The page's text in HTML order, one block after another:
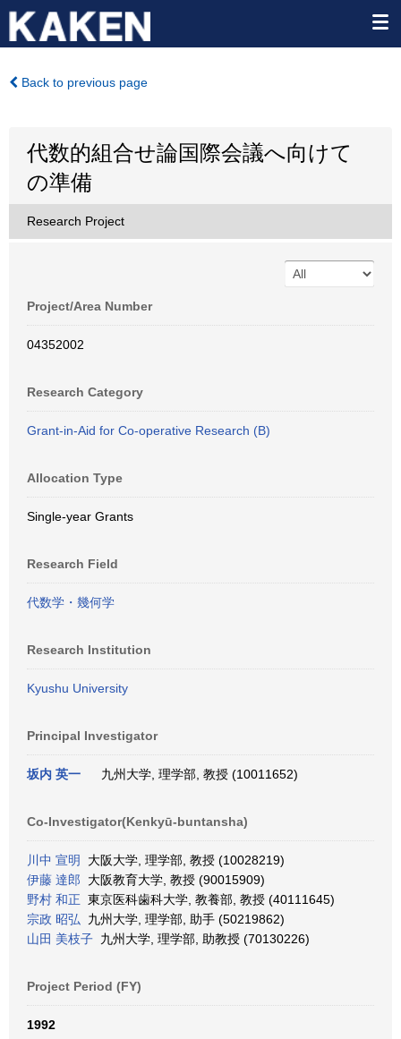
Back to previous page
代数的組合せ論国際会議へ向けて
の準備
Research Project
Project/Area Number
04352002
Research Category
Grant-in-Aid for Co-operative Research (B)
Allocation Type
Single-year Grants
Research Field
代数学・幾何学
Research Institution
Kyushu University
Principal Investigator
坂内 英一 九州大学, 理学部, 教授 (10011652)
Co-Investigator(Kenkyū-buntansha)
川中 宣明
大阪大学, 理学部, 教授 (10028219)
伊藤 達郎 大阪教育大学, 教授 (90015909)
野村 和正 東京医科歯科大学, 教養部, 教授 (40111645)
宗政 昭弘 九州大学, 理学部, 助手 (50219862)
山田 美枝子 九州大学, 理学部, 助教授 (70130226)
Project Period (FY)
1992